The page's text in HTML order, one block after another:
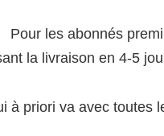
Pour les abonnés
la livraison en 4-5
à priori va avec toutes